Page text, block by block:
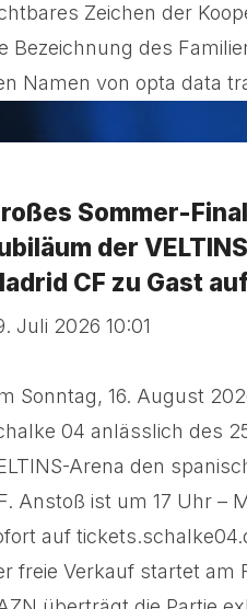
Zeichen der
Bezeichnung des
Namen von opta data
Sommer-
der
CF zu Gast
Juli 2026 10:01
Sonntag, 16. August
04 anlässlich des
Arena den
Anstoß ist um 17 Uhr –
auf
freie Verkauf startet am